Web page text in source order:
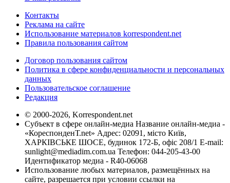
Контакты
Реклама на сайте
Использование материалов korrespondent.net
Правила пользования сайтом
Договор пользования сайтом
Политика в сфере конфиденциальности и персональных
данных
Пользовательское соглашение
Редакция
© 2000-2026, Korrespondent.net
Субъект в сфере онлайн-медиа Название онлайн-медиа -
«КореспонденТ.net» Адрес: 02091, місто Київ,
ХАРКІВСЬКЕ ШОСЕ, будинок 172-Б, офіс 208/1 E-mail:
sunlight@mediadim.com.ua Телефон: 044-205-43-00
Идентификатор медиа - R40-06068
Использование любых материалов, размещённых на
сайте, разрешается при условии ссылки на